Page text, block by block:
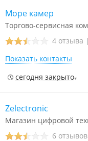
Море камер
Торгово-сервисная
4 отзыва |
Показать контакты
сегодня закрыто
Zelectronic
Магазин цифровой
6 отзывов